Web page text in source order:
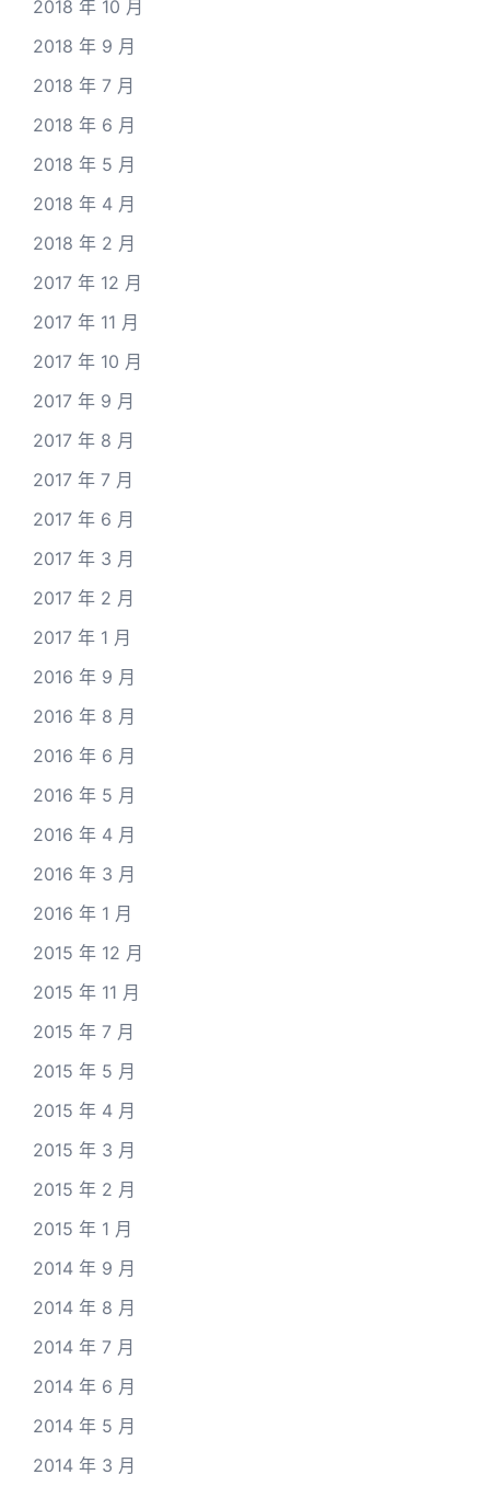
2018 年 10 月
2018 年 9 月
2018 年 7 月
2018 年 6 月
2018 年 5 月
2018 年 4 月
2018 年 2 月
2017 年 12 月
2017 年 11 月
2017 年 10 月
2017 年 9 月
2017 年 8 月
2017 年 7 月
2017 年 6 月
2017 年 3 月
2017 年 2 月
2017 年 1 月
2016 年 9 月
2016 年 8 月
2016 年 6 月
2016 年 5 月
2016 年 4 月
2016 年 3 月
2016 年 1 月
2015 年 12 月
2015 年 11 月
2015 年 7 月
2015 年 5 月
2015 年 4 月
2015 年 3 月
2015 年 2 月
2015 年 1 月
2014 年 9 月
2014 年 8 月
2014 年 7 月
2014 年 6 月
2014 年 5 月
2014 年 3 月